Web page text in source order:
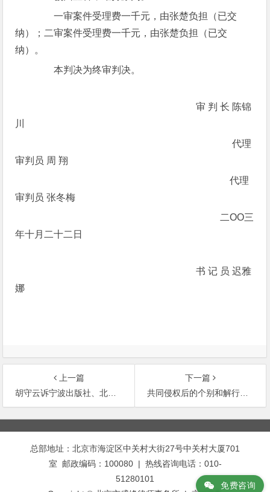
一审案件受理费一千元，由张楚负担（已交
纳）；二审案件受理费一千元，由张楚负担（已交
纳）。
本判决为终审判决。
审 判 长 陈锦
川
代理
审判员 周 翔
代理
审判员 张冬梅
二ОО三
年十月二十二日
书 记 员 迟雅
娜
上一篇
胡守云诉宁波出版社、北京新华图书有限公司侵犯著作权纠纷案
下一篇
共同侵权后的个别和解行为对连带责任的影响——南通苏海化工厂诉王华富、陈礼龙侵犯注
文
章
总部地址：北京市海淀区中关村大街27号中关村大厦701
室 邮政编码：100080 | 热线咨询电话：010-
51280101
免费咨询